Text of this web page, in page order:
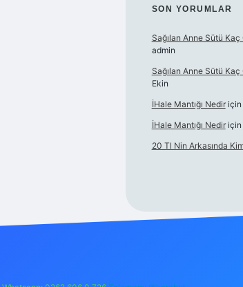
SON YORUMLAR
Sağılan Anne Sütü
admin
Sağılan Anne Sütü
Ekin
İHale Mantığı Nediriçin
İHale Mantığı Nediriçin
20 Tl Nin Arkasında